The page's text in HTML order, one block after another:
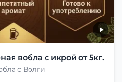
вобла с икрой от 5кг.
с Волги